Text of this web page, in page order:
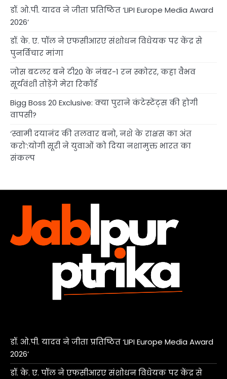
डॉ. ओ.पी. यादव ने जीता प्रतिष्ठित ‘LIPI Europe Media Award
2026’
डॉ. के. ए. पॉल ने एफसीआरए संशोधन विधेयक पर केंद्र से
पुनर्विचार मांगा
जोस बटलर बने टी20 के नंबर-1 रन स्कोरर, कहा वैभव
सूर्यवंशी तोड़ेंगे मेरा रिकॉर्ड
Bigg Boss 20 Exclusive: क्या पुराने कंटेस्टेंट्स की होगी
वापसी?
‘स्वामी दयानंद की तलवार बनो, नशे के राक्षस का अंत
करो’:योगी सूरी ने युवाओं को दिया नशामुक्त भारत का
संकल्प
डॉ. ओ.पी. यादव ने जीता प्रतिष्ठित ‘LIPI Europe Media Award
2026’
डॉ. के. ए. पॉल ने एफसीआरए संशोधन विधेयक पर केंद्र से